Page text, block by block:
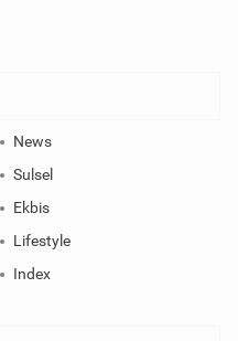
News
Sulsel
Ekbis
Lifestyle
Index